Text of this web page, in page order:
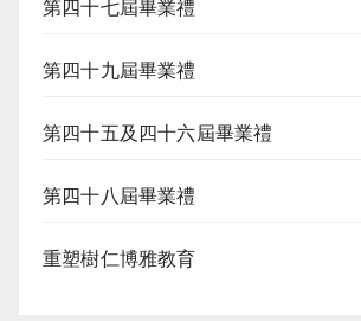
第四十七屆畢業禮
第四十九屆畢業禮
第四十五及四十六屆畢業禮
第四十八屆畢業禮
重塑樹仁博雅教育